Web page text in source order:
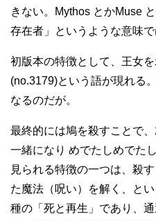
きない。Mythos とかMuse
存在者」というような意味で
初版本の特徴として、王女
(no.3179)という語が現れる
なるのだが。
最終的には鳩を殺すことで
一緒になり めでたしめでた
見られる特徴の一つは、殺
た魔法（呪い）を解く、と
種の「死と再生」であり、